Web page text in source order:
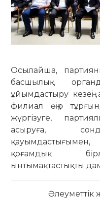
Осылайша,
басшылық
ұйымдастыру
филиал өңір
жүргізуге,
асыруға,
қоғамдық
ынтымақтастықты
Әлеуметтік